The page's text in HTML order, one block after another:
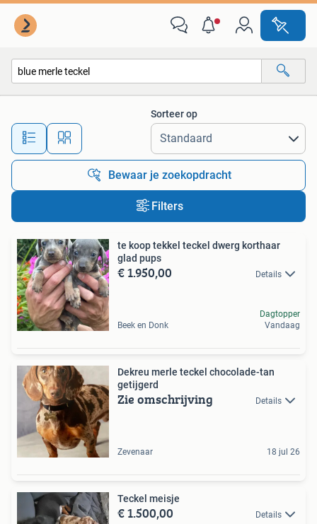
Alle afstanden…
Sorteer op
Bewaar je zoekopdracht
Filters
te koop tekkel teckel dwerg korthaar
glad pups
€ 1.950,00 Details
Beek en Donk
Dagtopper
Vandaag
Dekreu merle teckel chocolade-tan
getijgerd
Zie omschrijving Details
Zevenaar 18 jul 26
Teckel meisje
€ 1.500,00 Details